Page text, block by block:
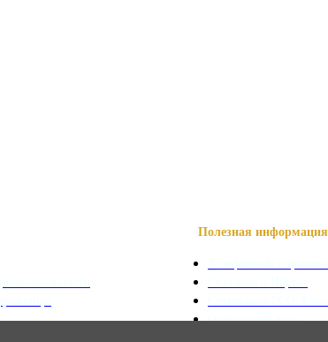
Полезная информация
Осетинский язык